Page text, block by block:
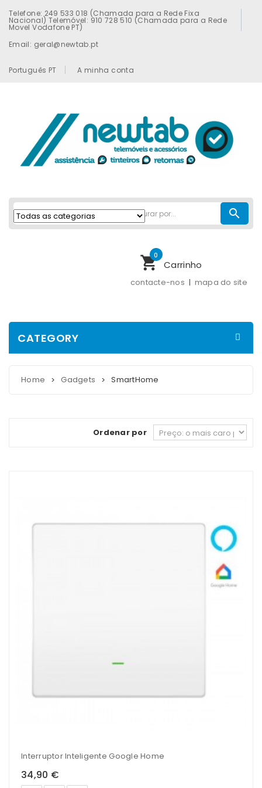
Telefone: 249 533 018 (Chamada para a Rede Fixa
Nacional) Telemóvel: 910 728 510 (Chamada para a Rede
Movel Vodafone PT)
Email: geral@newtab.pt
Português PT A minha conta
search
shopping_cart Carrinho
0
contacte-nos mapa do site
CATEGORY
Home > Gadgets > SmartHome
Ordenar por
Interruptor Inteligente Google Home
34,90 €